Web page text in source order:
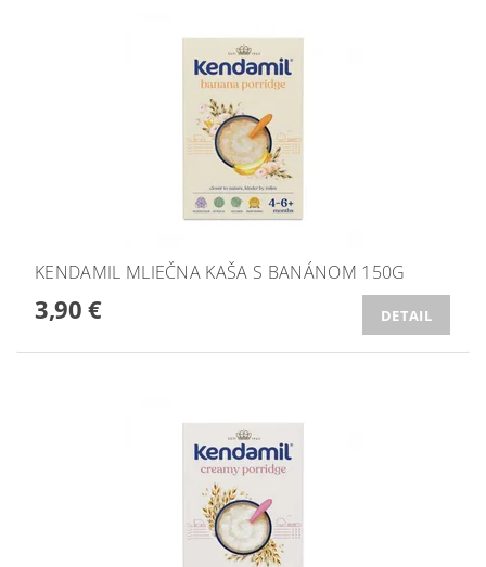
KENDAMIL MLIEČNA KAŠA S BANÁNOM 150G
3,90 € DETAIL